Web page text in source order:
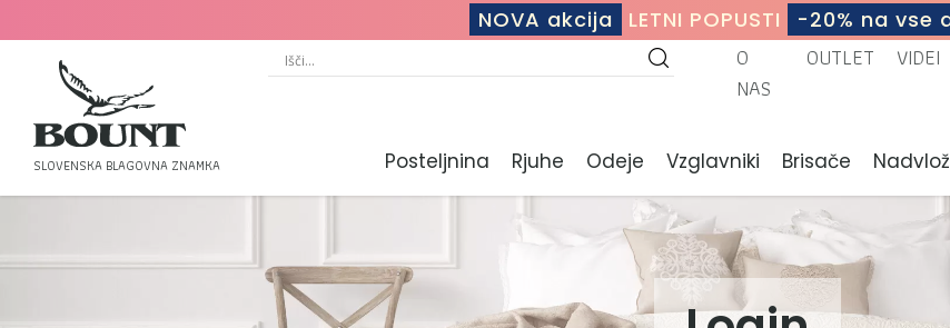
NOVA akcija LETNI POPUSTI -20% na vse
SLOVENSKA BLAGOVNA ZNAMKA
O
NAS
OUTLET VIDEI
Posteljnina Rjuhe Odeje Vzglavniki Brisače